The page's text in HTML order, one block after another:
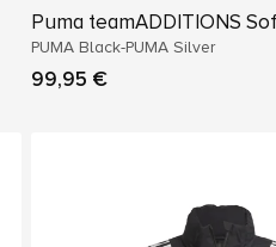
Puma teamADDITIONS
PUMA Black-PUMA Silver
99,95 €